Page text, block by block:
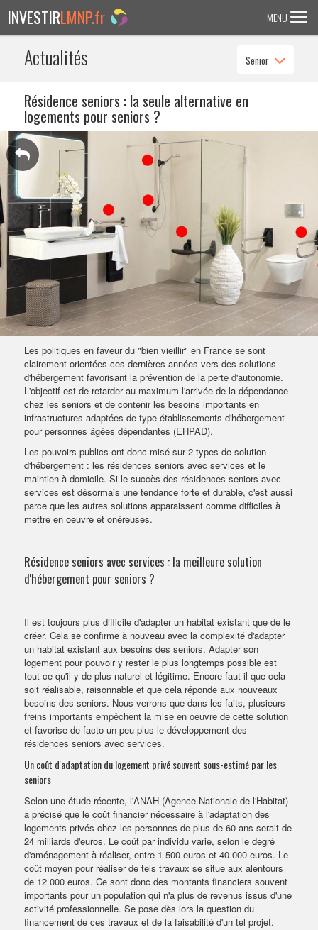
MENU
INVESTIRLMNP.fr
ACCUEIL
Investir en :
LMNP ANCIEN
RESIDENCE ETUDIANTE
EHPAD
RESIDENCE SENIOR
RESIDENCE AFFAIRE/TOURISME
ACTUALITES
FAQ
VENDRE SON BIEN
Actualités Senior
Résidence seniors : la seule alternative en
logements pour seniors ?
Les politiques en faveur du "bien vieillir" en France se sont
clairement orientées ces dernières années vers des solutions
d'hébergement favorisant la prévention de la perte d'autonomie.
L'objectif est de retarder au maximum l'arrivée de la dépendance
chez les seniors et de contenir les besoins importants en
infrastructures adaptées de type établissements d'hébergement
pour personnes âgées dépendantes (EHPAD).
Les pouvoirs publics ont donc misé sur 2 types de solution
d'hébergement : les résidences seniors avec services et le
maintien à domicile. Si le succès des résidences seniors avec
services est désormais une tendance forte et durable, c'est aussi
parce que les autres solutions apparaissent comme difficiles à
mettre en oeuvre et onéreuses.
Résidence seniors avec services : la meilleure solution
d'hébergement pour seniors ?
Il est toujours plus difficile d'adapter un habitat existant que de le
créer. Cela se confirme à nouveau avec la complexité d'adapter
un habitat existant aux besoins des seniors. Adapter son
logement pour pouvoir y rester le plus longtemps possible est
tout ce qu'il y de plus naturel et légitime. Encore faut-il que cela
soit réalisable, raisonnable et que cela réponde aux nouveaux
besoins des seniors. Nous verrons que dans les faits, plusieurs
freins importants empêchent la mise en oeuvre de cette solution
et favorise de facto un peu plus le développement des
résidences seniors avec services.
Un coût d'adaptation du logement privé souvent sous-estimé par les
seniors
Selon une étude récente, l'ANAH (Agence Nationale de l'Habitat)
a précisé que le coût financier nécessaire à l'adaptation des
logements privés chez les personnes de plus de 60 ans serait de
24 milliards d'euros. Le coût par individu varie, selon le degré
d'aménagement à réaliser, entre 1 500 euros et 40 000 euros. Le
coût moyen pour réaliser de tels travaux se situe aux alentours
de 12 000 euros. Ce sont donc des montants financiers souvent
importants pour un population qui n'a plus de revenus issus d'une
activité professionnelle. Se pose dès lors la question du
financement de ces travaux et de la faisabilité d'un tel projet.